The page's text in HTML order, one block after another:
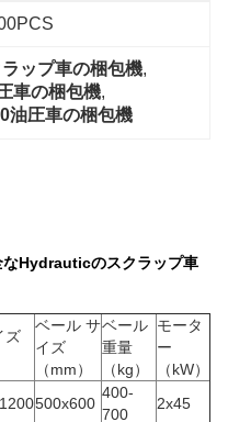
ップ車の梱包機,
車の梱包機,
油圧車の梱包機
Hydrauticのスクラップ車
ズ
ベール サ
イズ
（mm）
ベール
重量
（kg）
モータ
ー
（kW）
500x600
400-
700
2x45